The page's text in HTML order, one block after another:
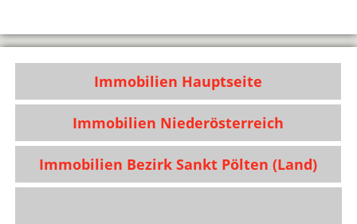
Immobilien Hauptseite
Immobilien Niederösterreich
Immobilien Bezirk Sankt Pölten (Land)